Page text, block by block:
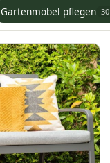
Gartenmöbel pflegen 30